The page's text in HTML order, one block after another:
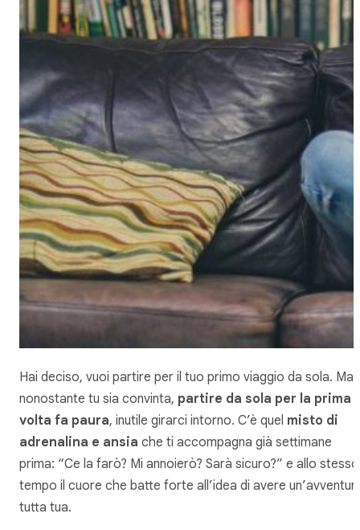
Hai deciso, vuoi partire per il tuo primo viaggio da sola. Ma
nonostante tu sia convinta, partire da sola per la prima
volta fa paura, inutile girarci intorno. C’è quel misto di
adrenalina e ansia che ti accompagna già settimane
prima: “Ce la farò? Mi annoierò? Sarà sicuro?” e allo stesso
tempo il cuore che batte forte all’idea di avere
tutta tua.